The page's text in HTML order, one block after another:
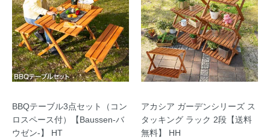
BBQテーブル3点セット（コン
ロスペース付）【Baussen-バ
ウゼン-】 HT
アカシア ガーデンシリーズ ス
タッキング ラック 2段【送料
無料】 HH